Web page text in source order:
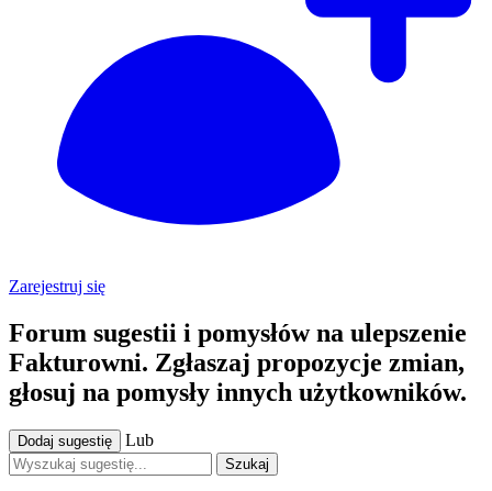
Zarejestruj się
Forum sugestii i pomysłów na ulepszenie
Fakturowni. Zgłaszaj propozycje zmian,
głosuj na pomysły innych użytkowników.
Dodaj sugestię Lub
Szukaj